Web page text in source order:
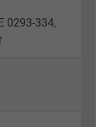
0293-334,